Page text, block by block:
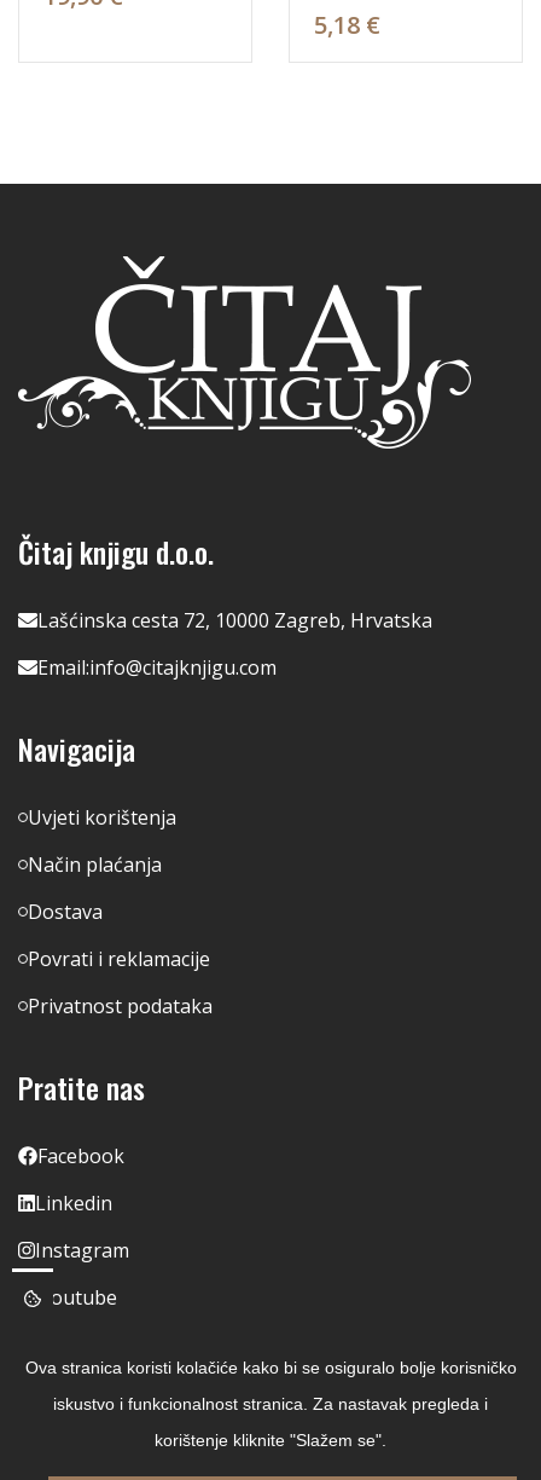
5,18 €
Čitaj knjigu d.o.o.
Lašćinska cesta 72, 10000 Zagreb, Hrvatska
Email:info@citajknjigu.com
Navigacija
Uvjeti korištenja
Način plaćanja
Dostava
Povrati i reklamacije
Privatnost podataka
Pratite nas
Facebook
Linkedin
Instagram
Youtube
Ova stranica koristi kolačiće kako bi se osiguralo bolje korisničko
iskustvo i funkcionalnost stranica. Za nastavak pregleda i
korištenje kliknite "Slažem se".